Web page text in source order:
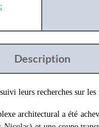
Description
leurs recherches sur les
architectural a été